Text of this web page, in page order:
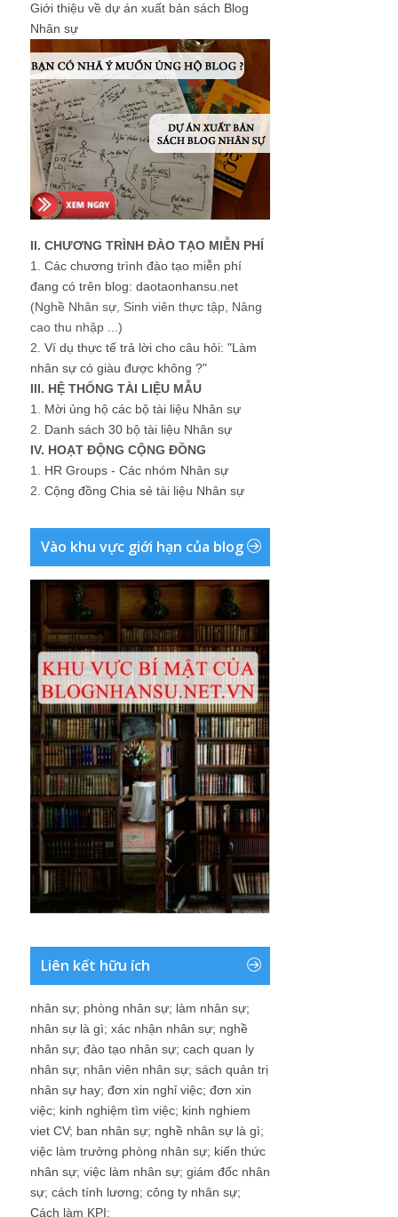
Giới thiệu về dự án xuất bản sách Blog
Nhân sự
II. CHƯƠNG TRÌNH ĐÀO TẠO MIỄN PHÍ
1. Các chương trình đào tạo miễn phí
đang có trên blog: daotaonhansu.net
(Nghề Nhân sự, Sinh viên thực tập, Nâng
cao thu nhập ...)
2. Ví dụ thực tế trả lời cho câu hỏi: "Làm
nhân sự có giàu được không ?"
III. HỆ THỐNG TÀI LIỆU MẪU
1. Mời ủng hộ các bộ tài liệu Nhân sự
2. Danh sách 30 bộ tài liệu Nhân sự
IV. HOẠT ĐỘNG CỘNG ĐỒNG
1. HR Groups - Các nhóm Nhân sự
2. Cộng đồng Chia sẻ tài liệu Nhân sự
Vào khu vực giới hạn của blog
Liên kết hữu ích
nhân sự; phòng nhân sự; làm nhân sự;
nhân sự là gì; xác nhận nhân sự; nghề
nhân sự; đào tạo nhân sự; cach quan ly
nhân sự; nhân viên nhân sự; sách quản trị
nhân sự hay; đơn xin nghỉ việc; đơn xin
việc; kinh nghiệm tìm việc; kinh nghiem
viet CV; ban nhân sự; nghề nhân sự là gì;
việc làm trưởng phòng nhân sự; kiến thức
nhân sự; việc làm nhân sự; giám đốc nhân
sự; cách tính lương; công ty nhân sự;
Cách làm KPI;